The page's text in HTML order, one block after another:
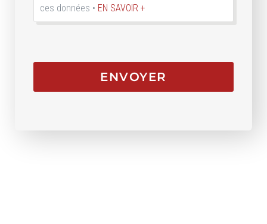
ces données • EN SAVOIR +